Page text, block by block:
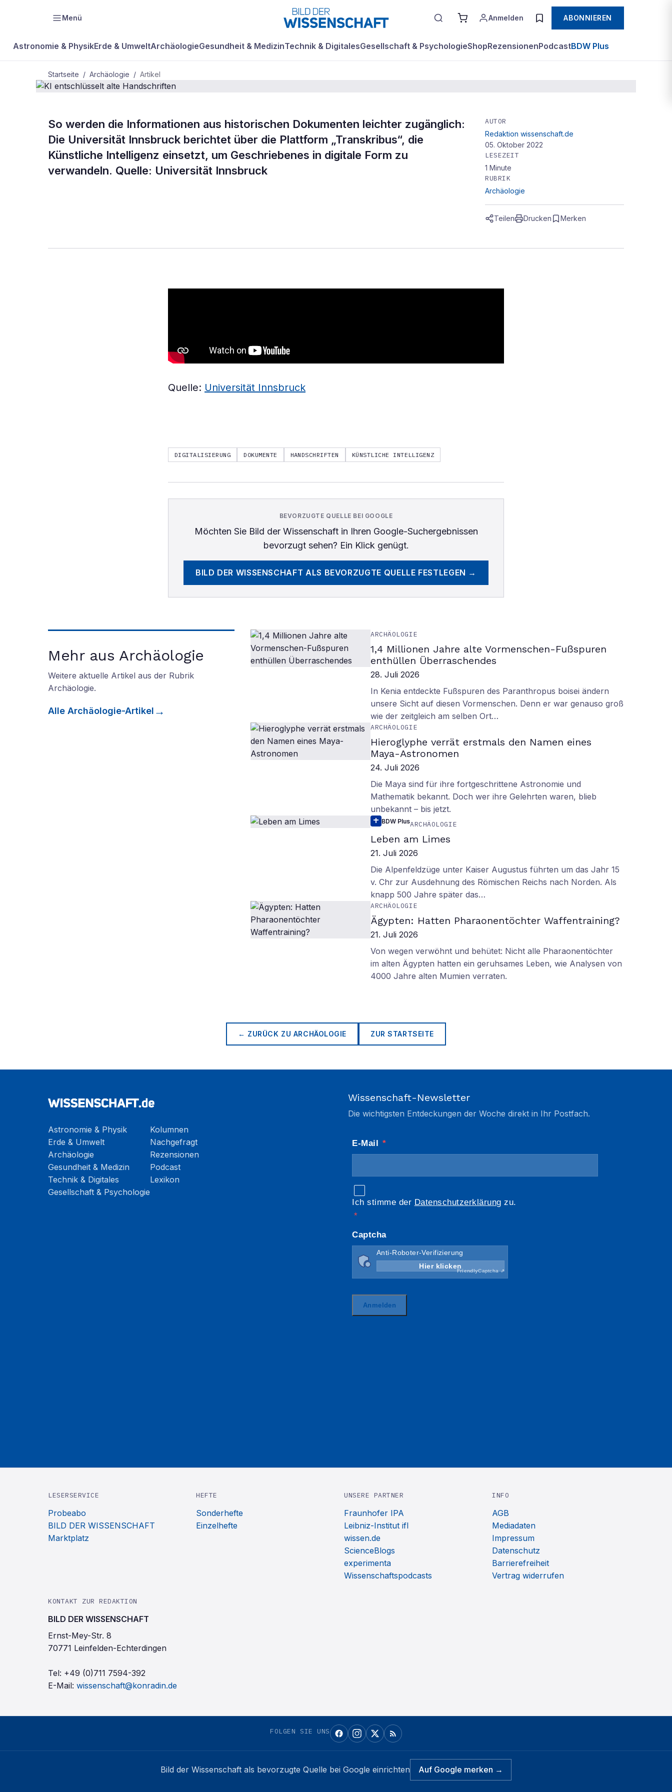
Menü Anmelden ABONNIEREN
Astronomie & PhysikErde & UmweltArchäologieGesundheit & MedizinTechnik & DigitalesGesellschaft & PsychologieShopRezensionenPodcastBDW Plus
Startseite / Archäologie / Artikel
ARCHÄOLOGIE
KI entschlüsselt alte
Handschriften
So werden die Informationen aus historischen Dokumenten leichter zugänglich:
Die Universität Innsbruck berichtet über die Plattform „Transkribus“, die
Künstliche Intelligenz einsetzt, um Geschriebenes in digitale Form zu
verwandeln. Quelle: Universität Innsbruck
AUTOR
Redaktion wissenschaft.de
05. Oktober 2022
LESEZEIT
1 Minute
RUBRIK
Archäologie
Teilen Drucken Merken
Quelle: Universität Innsbruck
DIGITALISIERUNG DOKUMENTE HANDSCHRIFTEN KÜNSTLICHE INTELLIGENZ
BEVORZUGTE QUELLE BEI GOOGLE
Möchten Sie Bild der Wissenschaftin Ihren Google-Suchergebnissen
bevorzugt sehen? Ein Klick genügt.
BILD DER WISSENSCHAFT ALS BEVORZUGTE QUELLE FESTLEGEN →
Mehr aus Archäologie
Weitere aktuelle Artikel aus der Rubrik
Archäologie.
Alle Archäologie-Artikel
ARCHÄOLOGIE
1,4 Millionen Jahre alte Vormenschen-Fußspuren
enthüllen Überraschendes
28. Juli 2026
In Kenia entdeckte Fußspuren des Paranthropus boisei ändern
unsere Sicht auf diesen Vormenschen. Denn er war genauso groß
wie der zeitgleich am selben Ort…
ARCHÄOLOGIE
Hieroglyphe verrät erstmals den Namen eines
Maya-Astronomen
24. Juli 2026
Die Maya sind für ihre fortgeschrittene Astronomie und
Mathematik bekannt. Doch wer ihre Gelehrten waren, blieb
unbekannt – bis jetzt.
BDW PlusARCHÄOLOGIE
Leben am Limes
21. Juli 2026
Die Alpenfeldzüge unter Kaiser Augustus führten um das Jahr 15
v. Chr zur Ausdehnung des Römischen Reichs nach Norden. Als
knapp 500 Jahre später das…
ARCHÄOLOGIE
Ägypten: Hatten Pharaonentöchter Waffentraining?
21. Juli 2026
Von wegen verwöhnt und behütet: Nicht alle Pharaonentöchter
im alten Ägypten hatten ein geruhsames Leben, wie Analysen von
4000 Jahre alten Mumien verraten.
← ZURÜCK ZU ARCHÄOLOGIE ZUR STARTSEITE
Astronomie & Physik
Erde & Umwelt
Archäologie
Gesundheit & Medizin
Technik & Digitales
Gesellschaft & Psychologie
Kolumnen
Nachgefragt
Rezensionen
Podcast
Lexikon
Wissenschaft-Newsletter
Die wichtigsten Entdeckungen der Woche direkt in Ihr Postfach.
LESERSERVICE
Probeabo
BILD DER WISSENSCHAFT
Marktplatz
HEFTE
Sonderhefte
Einzelhefte
UNSERE PARTNER
Fraunhofer IPA
Leibniz-Institut ifl
wissen.de
ScienceBlogs
experimenta
Wissenschaftspodcasts
INFO
AGB
Mediadaten
Impressum
Datenschutz
Barrierefreiheit
Vertrag widerrufen
KONTAKT ZUR REDAKTION
BILD DER WISSENSCHAFT
Ernst-Mey-Str. 8
70771 Leinfelden-Echterdingen
Tel: +49 (0)711 7594-392
E-Mail: wissenschaft@konradin.de
FOLGEN SIE UNS
Bild der Wissenschaft als bevorzugte Quelle bei Google einrichten Auf Google merken →